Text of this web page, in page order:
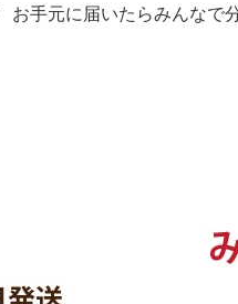
お手元に届いたらみんなで